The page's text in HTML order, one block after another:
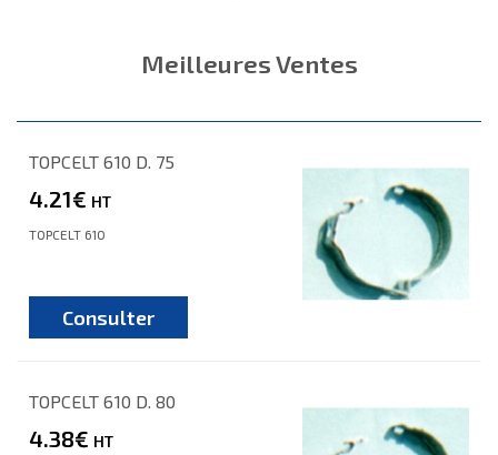
Meilleures Ventes
TOPCELT 610 D. 75
4.21€ HT
TOPCELT 610
Consulter
TOPCELT 610 D. 80
4.38€ HT